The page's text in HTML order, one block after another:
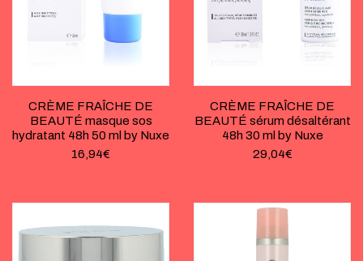
CRÈME FRAÎCHE DE
BEAUTÉ masque sos
hydratant 48h 50 ml by Nuxe
16,94€
CRÈME FRAÎCHE DE
BEAUTÉ sérum désaltérant
48h 30 ml by Nuxe
29,04€